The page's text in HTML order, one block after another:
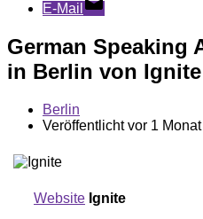
E-Mail
German Speaking
in Berlin von
Berlin
Veröffentlicht vor 1 Monat
Website Ignite